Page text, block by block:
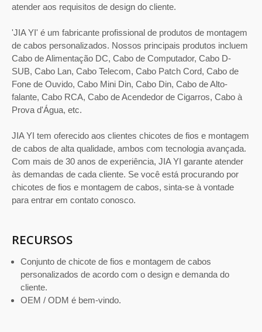
atender aos requisitos de design do cliente.
'JIA YI' é um fabricante profissional de produtos de montagem
de cabos personalizados. Nossos principais produtos incluem
Cabo de Alimentação DC, Cabo de Computador, Cabo D-
SUB, Cabo Lan, Cabo Telecom, Cabo Patch Cord, Cabo de
Fone de Ouvido, Cabo Mini Din, Cabo Din, Cabo de Alto-
falante, Cabo RCA, Cabo de Acendedor de Cigarros, Cabo à
Prova d'Água, etc.
JIA YI tem oferecido aos clientes chicotes de fios e montagem
de cabos de alta qualidade, ambos com tecnologia avançada.
Com mais de 30 anos de experiência, JIA YI garante atender
às demandas de cada cliente. Se você está procurando por
chicotes de fios e montagem de cabos, sinta-se à vontade
para entrar em contato conosco.
RECURSOS
Conjunto de chicote de fios e montagem de cabos
personalizados de acordo com o design e demanda do
cliente.
OEM / ODM é bem-vindo.